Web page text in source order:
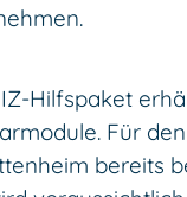
Hilfspaket
Für
bereits